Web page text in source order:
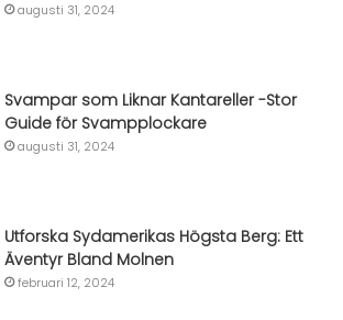
augusti 31, 2024
Svampar som Liknar Kantareller -Stor
Guide för Svampplockare
augusti 31, 2024
Utforska Sydamerikas Högsta Berg: Ett
Äventyr Bland Molnen
februari 12, 2024